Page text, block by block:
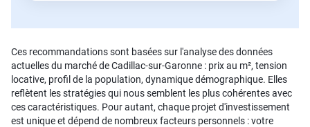
Ces recommandations sont basées sur l'analyse des données
actuelles du marché de Cadillac-sur-Garonne : prix au m², tension
locative, profil de la population, dynamique démographique. Elles
reflètent les stratégies qui nous semblent les plus cohérentes avec
ces caractéristiques. Pour autant, chaque projet d'investissement
est unique et dépend de nombreux facteurs personnels : votre